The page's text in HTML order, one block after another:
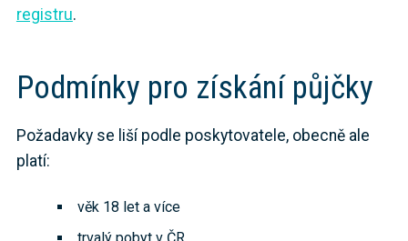
registru.
Podmínky pro získání půjčky
Požadavky se liší podle poskytovatele, obecně ale
platí:
věk 18 let a více